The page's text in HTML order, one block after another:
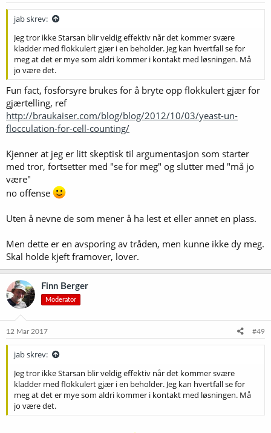
jab skrev:
Jeg tror ikke Starsan blir veldig effektiv når det kommer svære
kladder med flokkulert gjær i en beholder. Jeg kan hvertfall se for
meg at det er mye som aldri kommer i kontakt med løsningen. Må
jo være det.
Fun fact, fosforsyre brukes for å bryte opp flokkulert gjær for
gjærtelling, ref
http://braukaiser.com/blog/blog/2012/10/03/yeast-un-
flocculation-for-cell-counting/
Kjenner at jeg er litt skeptisk til argumentasjon som starter
med tror, fortsetter med "se for meg" og slutter med "må jo
være"
no offense
Uten å nevne de som mener å ha lest et eller annet en plass.
Men dette er en avsporing av tråden, men kunne ikke dy meg.
Skal holde kjeft framover, lover.
Finn Berger
Moderator
12 Mar 2017 #49
jab skrev:
Jeg tror ikke Starsan blir veldig effektiv når det kommer svære
kladder med flokkulert gjær i en beholder. Jeg kan hvertfall se for
meg at det er mye som aldri kommer i kontakt med løsningen. Må
jo være det.